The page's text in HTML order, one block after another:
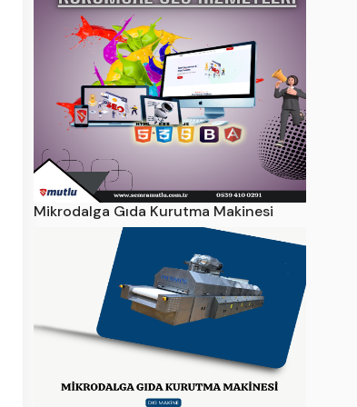
Mikrodalga Gıda Kurutma Makinesi